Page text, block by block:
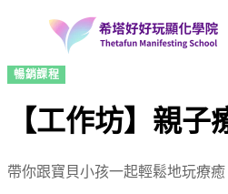
暢銷課程
【工作坊】親
帶你跟寶貝小孩一起輕鬆地玩療